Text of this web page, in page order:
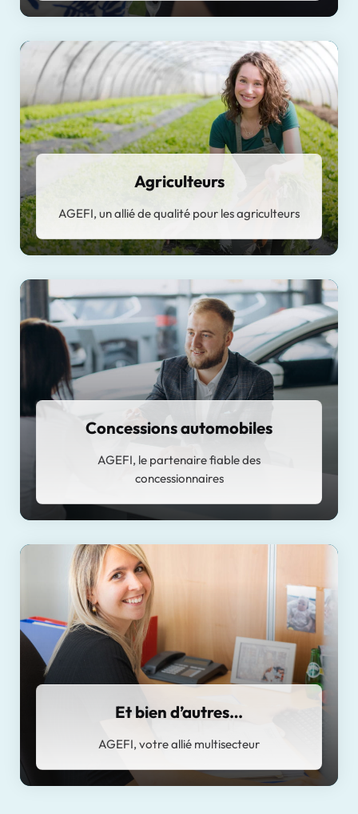
Agriculteurs
AGEFI, un allié de qualité pour les agriculteurs
Concessions automobiles
AGEFI, le partenaire fiable des
concessionnaires
Et bien d’autres…
AGEFI, votre allié multisecteur